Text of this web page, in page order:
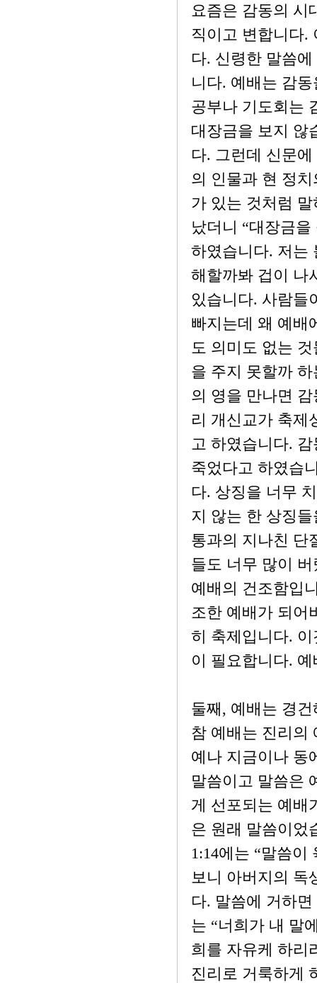
요즘은 감동의 시
직이고 변합니다.
다. 신령한 말씀
니다. 예배는 감
공부나 기도회는
대장금을 보지 않
다. 그런데 신문
의 인물과 현 정
가 있는 것처럼
났더니 “대장금
하였습니다. 저는
해할까봐 겁이 나
있습니다. 사람들
빠지는데 왜 예배
도 의미도 없는
을 주지 못할까
의 영을 만나면
리 개신교가 축제
고 하였습니다.
죽었다고 하였습
다. 상징을 너무
지 않는 한 상징
통과의 지나친 단
들도 너무 많이
예배의 건조함입
조한 예배가 되어
히 축제입니다.
이 필요합니다.
둘째, 예배는 경
참 예배는 진리의
예나 지금이나 동
말씀이고 말씀은
게 선포되는 예배
은 원래 말씀이었
1:14에는 “말씀
보니 아버지의 독
다. 말씀에 거하
는 “너희가 내 말
희를 자유케 하리
진리로 거룩하게